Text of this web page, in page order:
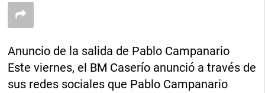
Anuncio de la salida de Pablo Campanario
Este viernes, el BM Caserío anunció a través de
sus redes sociales que Pablo Campanario